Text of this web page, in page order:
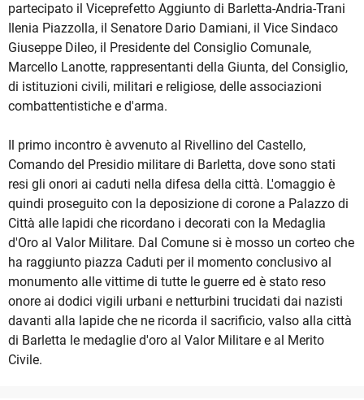
partecipato il Viceprefetto Aggiunto di Barletta-Andria-Trani
Ilenia Piazzolla, il Senatore Dario Damiani, il Vice Sindaco
Giuseppe Dileo, il Presidente del Consiglio Comunale,
Marcello Lanotte, rappresentanti della Giunta, del Consiglio,
di istituzioni civili, militari e religiose, delle associazioni
combattentistiche e d'arma.
Il primo incontro è avvenuto al Rivellino del Castello,
Comando del Presidio militare di Barletta, dove sono stati
resi gli onori ai caduti nella difesa della città. L'omaggio è
quindi proseguito con la deposizione di corone a Palazzo di
Città alle lapidi che ricordano i decorati con la Medaglia
d'Oro al Valor Militare. Dal Comune si è mosso un corteo che
ha raggiunto piazza Caduti per il momento conclusivo al
monumento alle vittime di tutte le guerre ed è stato reso
onore ai dodici vigili urbani e netturbini trucidati dai nazisti
davanti alla lapide che ne ricorda il sacrificio, valso alla città
di Barletta le medaglie d'oro al Valor Militare e al Merito
Civile.